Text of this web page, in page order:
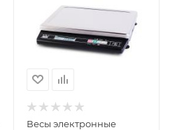
Весы электронные